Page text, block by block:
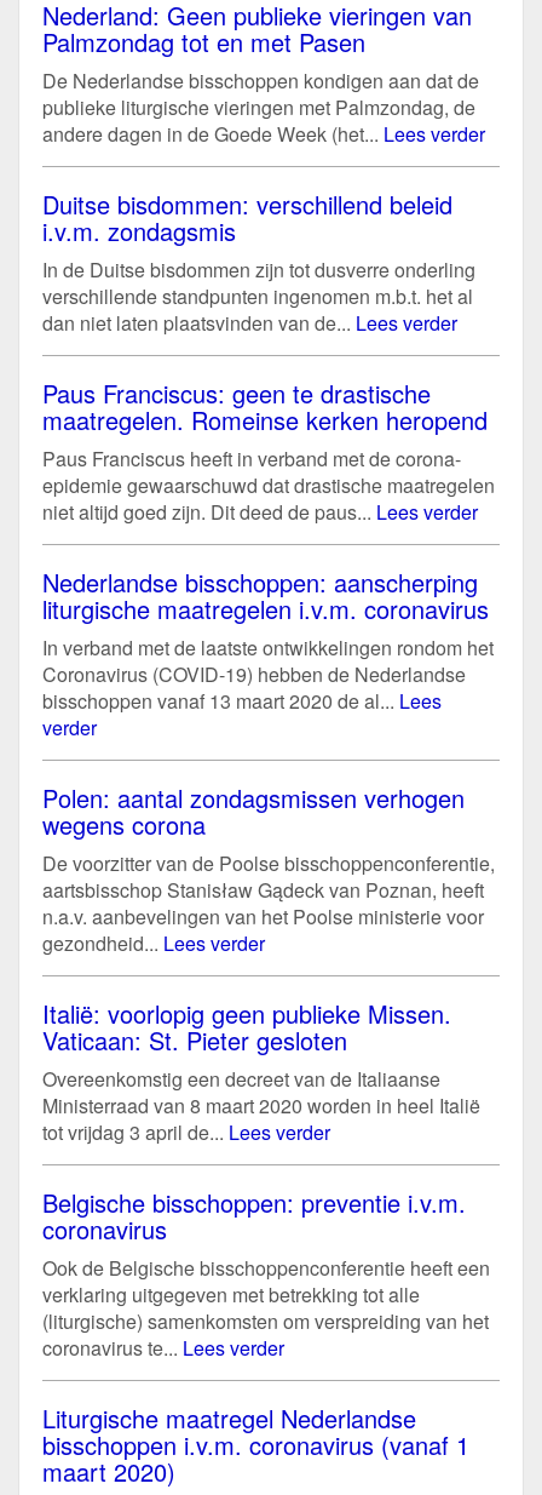
Nederland: Geen publieke vieringen van
Palmzondag tot en met Pasen
De Nederlandse bisschoppen kondigen aan dat de
publieke liturgische vieringen met Palmzondag, de
andere dagen in de Goede Week (het... Lees verder
Duitse bisdommen: verschillend beleid
i.v.m. zondagsmis
In de Duitse bisdommen zijn tot dusverre onderling
verschillende standpunten ingenomen m.b.t. het al
dan niet laten plaatsvinden van de... Lees verder
Paus Franciscus: geen te drastische
maatregelen. Romeinse kerken heropend
Paus Franciscus heeft in verband met de corona-
epidemie gewaarschuwd dat drastische maatregelen
niet altijd goed zijn. Dit deed de paus... Lees verder
Nederlandse bisschoppen: aanscherping
liturgische maatregelen i.v.m. coronavirus
In verband met de laatste ontwikkelingen rondom het
Coronavirus (COVID-19) hebben de Nederlandse
bisschoppen vanaf 13 maart 2020 de al... Lees
verder
Polen: aantal zondagsmissen verhogen
wegens corona
De voorzitter van de Poolse bisschoppenconferentie,
aartsbisschop Stanisław Gądeck van Poznan, heeft
n.a.v. aanbevelingen van het Poolse ministerie voor
gezondheid... Lees verder
Italië: voorlopig geen publieke Missen.
Vaticaan: St. Pieter gesloten
Overeenkomstig een decreet van de Italiaanse
Ministerraad van 8 maart 2020 worden in heel Italië
tot vrijdag 3 april de... Lees verder
Belgische bisschoppen: preventie i.v.m.
coronavirus
Ook de Belgische bisschoppenconferentie heeft een
verklaring uitgegeven met betrekking tot alle
(liturgische) samenkomsten om verspreiding van het
coronavirus te... Lees verder
Liturgische maatregel Nederlandse
bisschoppen i.v.m. coronavirus (vanaf 1
maart 2020)